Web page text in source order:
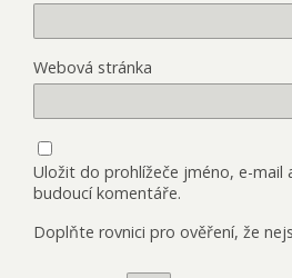
Webová stránka
Uložit do prohlížeče jméno, e-mail
budoucí komentáře.
Doplňte rovnici pro ověření, že